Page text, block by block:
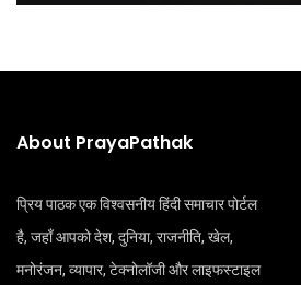
About PrayaPathak
प्रिय पाठक एक विश्वसनीय हिंदी समाचार पोर्टल
है, जहाँ आपको देश, दुनिया, राजनीति, खेल,
मनोरंजन, व्यापार, टेक्नोलॉजी और लाइफस्टाइल